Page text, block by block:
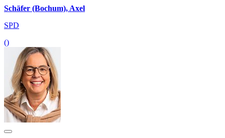
Schäfer (Bochum), Axel
SPD
()